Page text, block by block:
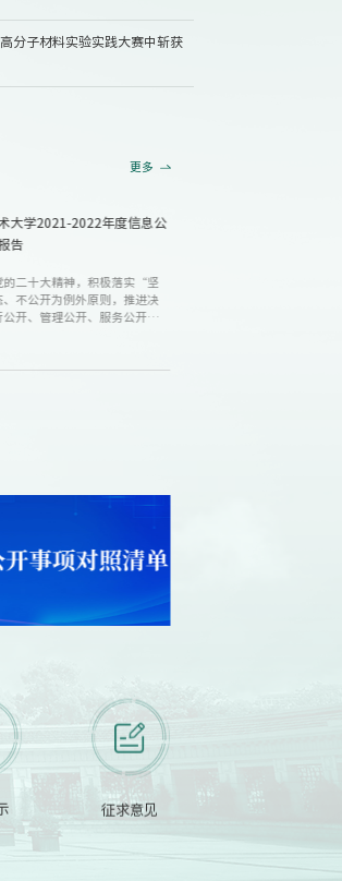
年会
分子材料实验实践大赛中斩获
更多
大学2021-2022年度信息公
告
的二十大精神，积极落实“坚
、不公开为例外原则，推进决
公开、管理公开、服务公开、
征求意见